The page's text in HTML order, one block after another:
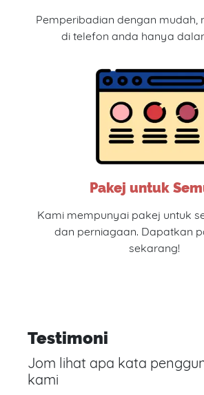
Pemperibadian dengan mudah,
di telefon anda hanya
Pakej untuk
Kami mempunyai pakej untuk
dan perniagaan. Dapatkan
sekarang!
Testimoni
Jom lihat apa kata
kami